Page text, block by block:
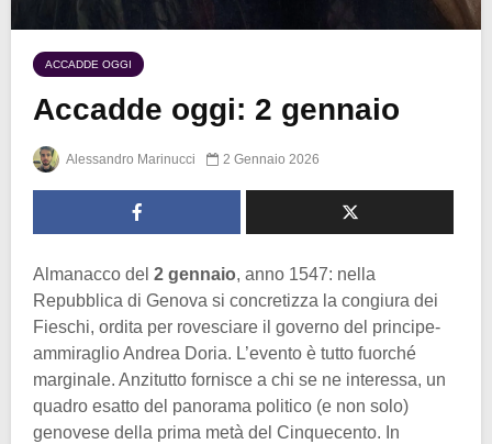
ACCADDE OGGI
Accadde oggi: 2 gennaio
Alessandro Marinucci 2 Gennaio 2026
Almanacco del 2 gennaio, anno 1547: nella
Repubblica di Genova si concretizza la congiura dei
Fieschi, ordita per rovesciare il governo del principe-
ammiraglio Andrea Doria. L’evento è tutto fuorché
marginale. Anzitutto fornisce a chi se ne interessa, un
quadro esatto del panorama politico (e non solo)
genovese della prima metà del Cinquecento. In